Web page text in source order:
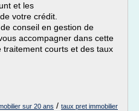
et les
votre crédit.
conseil en gestion de
accompagner dans cette
courts et des taux
sur 20 ans / taux pret immobilier